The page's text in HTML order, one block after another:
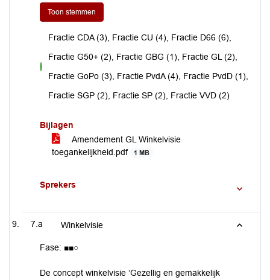
Toon stemmen
voor
Fractie CDA (3), Fractie CU (4), Fractie D66 (6),
Fractie G50+ (2), Fractie GBG (1), Fractie GL (2),
Fractie GoPo (3), Fractie PvdA (4), Fractie PvdD (1),
Fractie SGP (2), Fractie SP (2), Fractie VVD (2)
Bijlagen
Amendement GL Winkelvisie
toegankelijkheid.pdf
1 MB
Sprekers
7.a Winkelvisie
Fase: ■■○
De concept winkelvisie ‘Gezellig en gemakkelijk